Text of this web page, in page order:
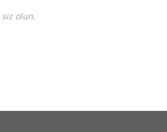
olun.